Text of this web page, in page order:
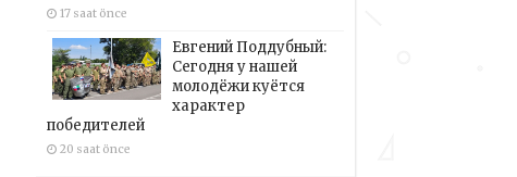
17 saat önce
Евгений Поддубный:
Сегодня у нашей
молодёжи куётся
характер
победителей
20 saat önce